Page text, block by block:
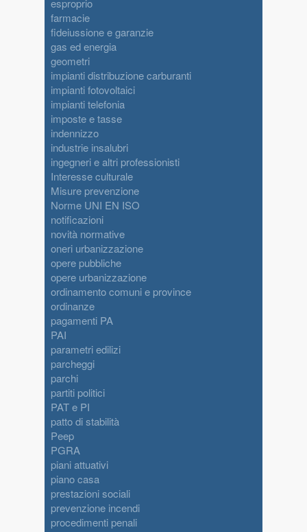
esproprio
farmacie
fideiussione e garanzie
gas ed energia
geometri
impianti distribuzione carburanti
impianti fotovoltaici
impianti telefonia
imposte e tasse
indennizzo
industrie insalubri
ingegneri e altri professionisti
Interesse culturale
Misure prevenzione
Norme UNI EN ISO
notificazioni
novità normative
oneri urbanizzazione
opere pubbliche
opere urbanizzazione
ordinamento comuni e province
ordinanze
pagamenti PA
PAI
parametri edilizi
parcheggi
parchi
partiti politici
PAT e PI
patto di stabilità
Peep
PGRA
piani attuativi
piano casa
prestazioni sociali
prevenzione incendi
procedimenti penali